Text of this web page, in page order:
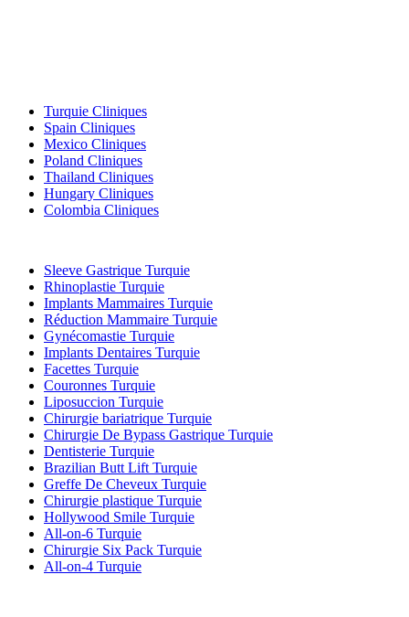
Turquie Cliniques
Spain Cliniques
Mexico Cliniques
Poland Cliniques
Thailand Cliniques
Hungary Cliniques
Colombia Cliniques
Sleeve Gastrique Turquie
Rhinoplastie Turquie
Implants Mammaires Turquie
Réduction Mammaire Turquie
Gynécomastie Turquie
Implants Dentaires Turquie
Facettes Turquie
Couronnes Turquie
Liposuccion Turquie
Chirurgie bariatrique Turquie
Chirurgie De Bypass Gastrique Turquie
Dentisterie Turquie
Brazilian Butt Lift Turquie
Greffe De Cheveux Turquie
Chirurgie plastique Turquie
Hollywood Smile Turquie
All-on-6 Turquie
Chirurgie Six Pack Turquie
All-on-4 Turquie